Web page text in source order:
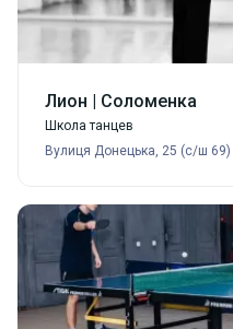
Лион | Соломенка
Школа танцев
Вулиця Донецька, 25 (с/ш 69)